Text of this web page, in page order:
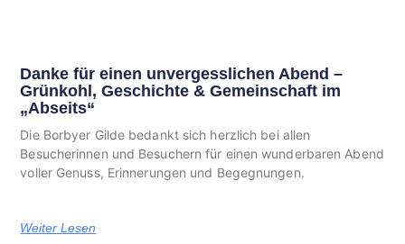
Danke für einen unvergesslichen Abend –
Grünkohl, Geschichte & Gemeinschaft im
„Abseits“
Die Borbyer Gilde bedankt sich herzlich bei allen
Besucherinnen und Besuchern für einen wunderbaren Abend
voller Genuss, Erinnerungen und Begegnungen.
Weiter Lesen